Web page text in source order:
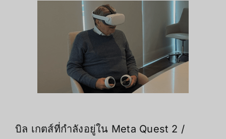
บิล เกตส์ที่กำลังอยู่ใน Meta Quest 2 /